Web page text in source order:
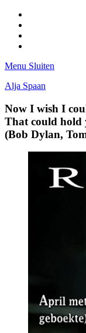
Menu Sluiten
Alja Spaan
Now I wish I
That could hold
(Bob Dylan,